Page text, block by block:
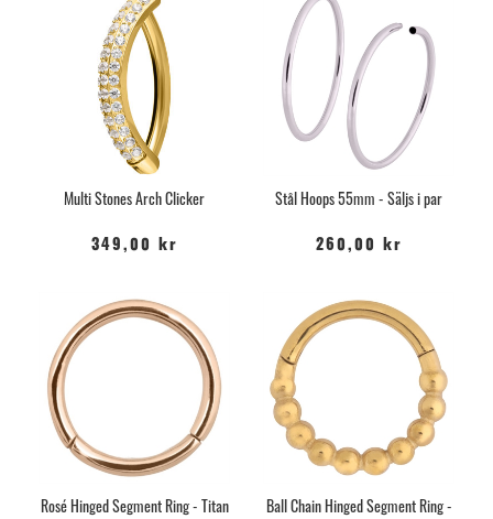
Multi Stones Arch Clicker
349,00 kr
Stål Hoops 55mm - Säljs i par
260,00 kr
Rosé Hinged Segment Ring - Titan
Ball Chain Hinged Segment Ring -